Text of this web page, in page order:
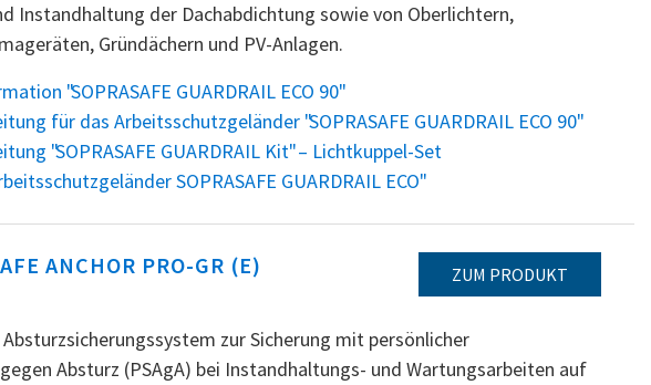
Instandhaltung der Dachabdichtung sowie von Oberlichtern,
Gründächern und PV-Anlagen.
"SOPRASAFE GUARDRAIL ECO 90"
für das Arbeitsschutzgeländer "SOPRASAFE GUARDRAIL ECO 90"
"SOPRASAFE GUARDRAIL Kit" – Lichtkuppel-Set
SOPRASAFE GUARDRAIL ECO"
ANCHOR PRO-GR (E) ZUM PRODUKT
zur Sicherung mit persönlicher
Absturz (PSAgA) bei Instandhaltungs- und Wartungsarbeiten auf